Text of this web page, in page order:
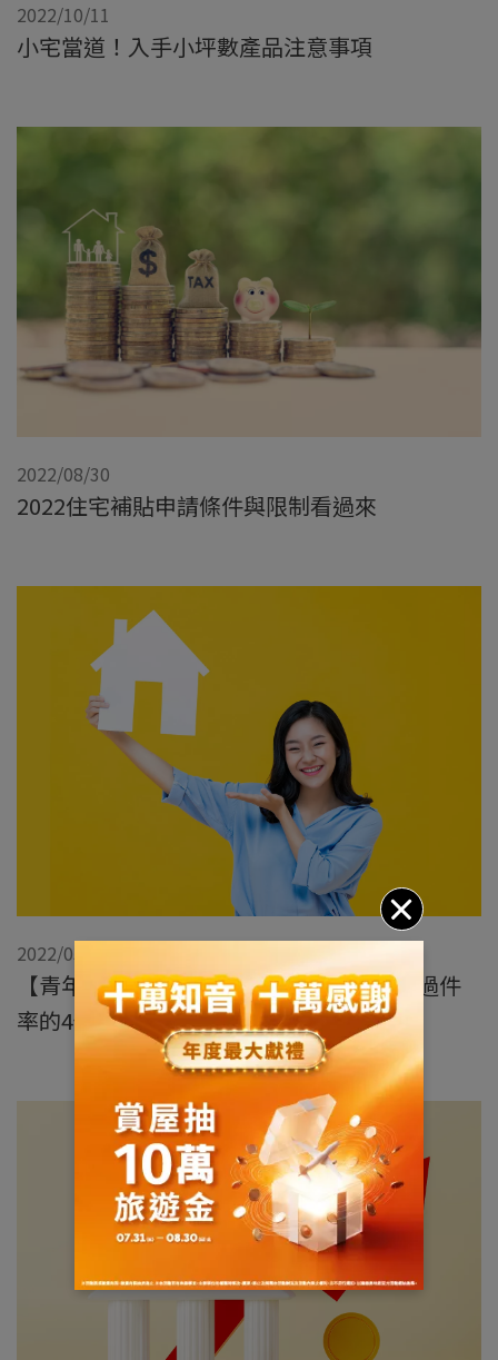
2022/10/11
小宅當道！入手小坪數產品注意事項
2022/08/30
2022住宅補貼申請條件與限制看過來
2022/03/12
【青年購屋貸款分享】提高房貸申請審核過件
率的4個方法